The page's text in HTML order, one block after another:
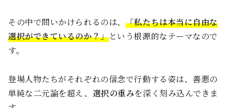
その中で問いかけられるのは、 「私たちは本当に自由な
選択ができているのか？」という根源的なテーマなので
す。
登場人物たちがそれぞれの信念で行動する姿は、善悪の
単純な二元論を超え、 選択の重みを深く刻み込んできま